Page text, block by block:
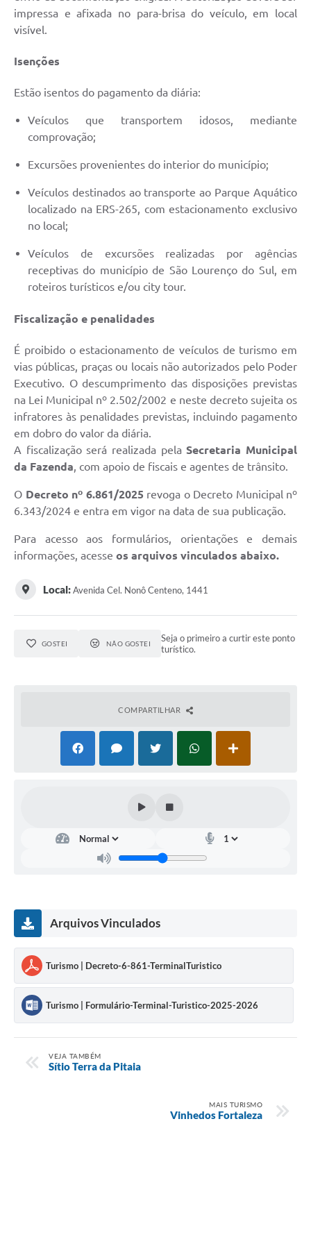
impressa e afixada no para-brisa do veículo, em local
visível.
Isenções
Estão isentos do pagamento da diária:
Veículos que transportem idosos, mediante
comprovação;
Excursões provenientes do interior do município;
Veículos destinados ao transporte ao Parque Aquático
localizado na ERS-265, com estacionamento exclusivo
no local;
Veículos de excursões realizadas por agências
receptivas do município de São Lourenço do Sul, em
roteiros turísticos e/ou city tour.
Fiscalização e penalidades
É proibido o estacionamento de veículos de turismo em
vias públicas, praças ou locais não autorizados pelo Poder
Executivo. O descumprimento das disposições previstas
na Lei Municipal nº 2.502/2002 e neste decreto sujeita os
infratores às penalidades previstas, incluindo pagamento
em dobro do valor da diária.
A fiscalização será realizada pelaSecretaria Municipal
da Fazenda, com apoio de fiscais e agentes de trânsito.
O Decreto nº 6.861/2025 revoga o Decreto Municipal nº
6.343/2024 e entra em vigor na data de sua publicação.
Para acesso aos formulários, orientações e demais
informações, acesse os arquivos vinculados abaixo.
Local:Avenida Cel. Nonô Centeno, 1441
GOSTEI NÃO GOSTEI
Seja o primeiro a curtir este ponto
turístico.
COMPARTILHAR
Arquivos Vinculados
Turismo | Decreto-6-861-TerminalTuristico
Turismo | Formulário-Terminal-Turistico-2025-2026
VEJA TAMBÉM
Sítio Terra da Pitaia
MAIS TURISMO
Vinhedos Fortaleza